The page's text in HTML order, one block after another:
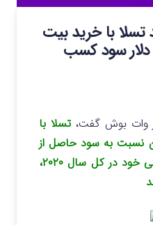
با خرید بیت
دلار سود کسب
وات بوش گفت،تسلا با
نسبت به سود حاصل از
فروش اتومبیل های الکتریکی خود در کل سال ۲۰۲۰،